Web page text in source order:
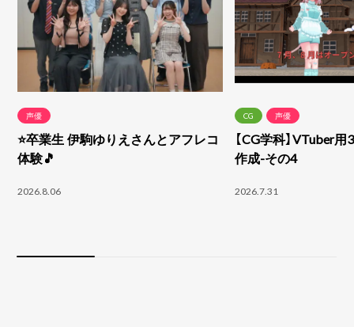
声優
⭐卒業生 伊駒ゆりえさんとアフレコ
体験🎵
2026.8.06
CG 声優
【CG学科】VTuber
作成-その4
2026.7.31